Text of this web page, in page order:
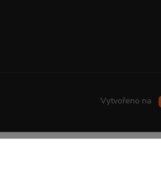
Vytvořeno na